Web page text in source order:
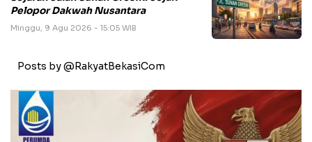
Pelopor Dakwah Nusantara
Minggu, 9 Agu 2026 - 15:05 WIB
Posts by @RakyatBekasiCom